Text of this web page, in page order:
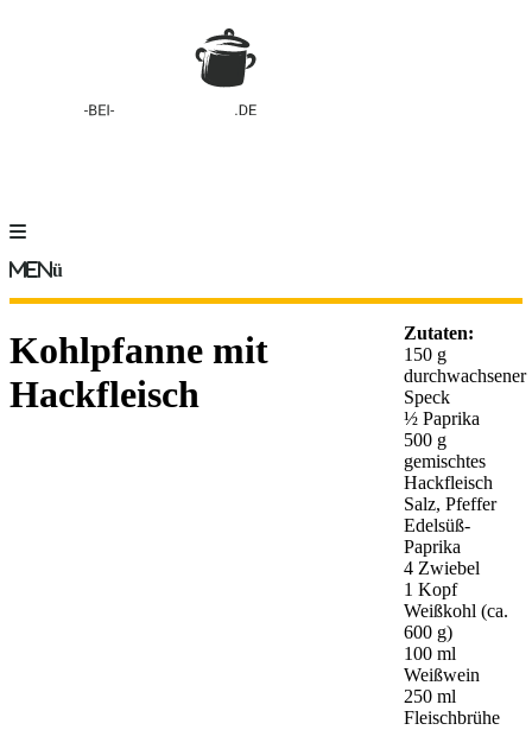
Menü
Kohlpfanne mit
Hackfleisch
Zutaten:
150 g
durchwachsener
Speck
½ Paprika
500 g
gemischtes
Hackfleisch
Salz, Pfeffer
Edelsüß-
Paprika
4 Zwiebel
1 Kopf
Weißkohl (ca.
600 g)
100 ml
Weißwein
250 ml
Fleischbrühe